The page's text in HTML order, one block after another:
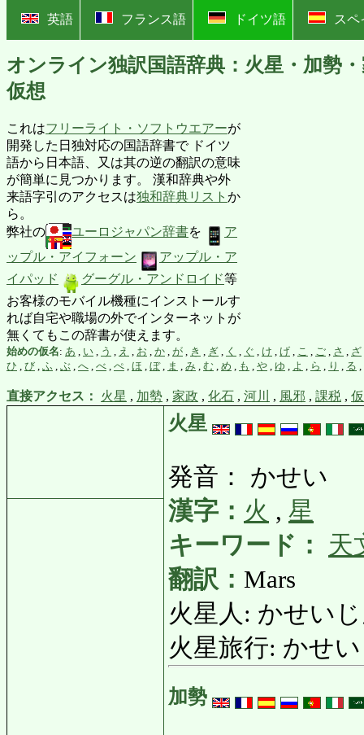
英語 フランス語 ドイツ語 スペ
オンライン独訳国語辞典：火星・加勢
仮想
これはフリーライト・ソフトウエアーが
開発した日独対応の国語辞書で ドイツ
語から日本語、又は其の逆の翻訳の意味
が簡単に見つかります。 漢和辞典や外
来語字引のアクセスは独和辞典リスト か
ら。
弊社の
ユーロジャパン辞書を
ア
ップル・アイフォーン
アップル・ア
イパッド
グーグル・アンドロイド等
お客様のモバイル機種にインストールす
れば自宅や職場の外でインターネットが
無くてもこの辞書が使えます。
始めの仮名: あ い う え お か が き ぎ く ぐ け げ こ ご さ ざ
ひ
び ふ ぶ へ べ ぺ ほ ぼ, ま み む め も や ゆ よ ら り る
直接アクセス： 火星 , 加勢 , 家政 , 化石 , 河川 , 風邪 , 課税 ,
火星
発音： かせい
漢字： 火 , 星
キーワード：
天
翻訳： Mars
火星人: かせい
火星旅行: かせ
加勢